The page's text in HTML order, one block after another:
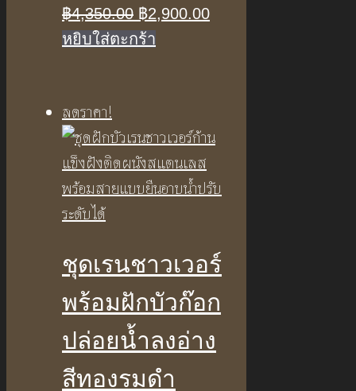
฿4,350.00 Original
price
฿2,900.00Current
หยิบใส่ตะกร้า
ลดราคา!
ชุดเรนชาวเวอร์
พร้อมฝักบัวก๊อก
ปล่อยน้ำลงอ่าง
สีทองรมดำ